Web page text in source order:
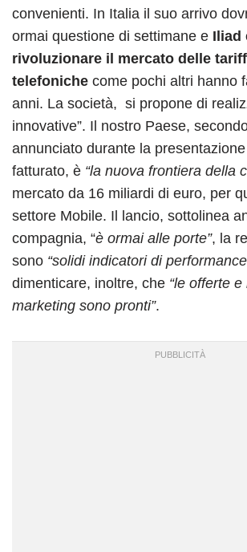
convenienti. In Italia il suo arrivo
ormai questione di settimane e Iliad
rivoluzionare il mercato delle
telefoniche come pochi altri hanno
anni. La società, si propone di
innovative”. Il nostro Paese,
annunciato durante la
fatturato, è “la nuova frontiera della
mercato da 16 miliardi di euro, per
settore Mobile. Il lancio, sottolinea
compagnia, “è ormai alle porte”, la
sono “solidi indicatori di
dimenticare, inoltre, che “le offerte
marketing sono pronti”.